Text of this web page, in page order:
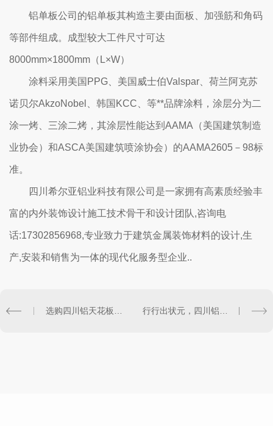
铝单板公司的铝单板其构造主要由面板、加强筋和角码
等部件组成。成型较大工件尺寸可达
8000mm×1800mm（L×W）
涂料采用美国PPG、美国威士伯Valspar、荷兰阿克苏
诺贝尔AkzoNobel、韩国KCC、等**品牌涂料，涂层分为二
涂一烤、三涂二烤，其涂层性能达到AAMA（美国建筑制造
业协会）和ASCA美国建筑喷涂协会）的AAMA2605－98标
准。
四川希尔亚铝业科技有限公司 是一家拥有高素质经验丰
富的内外装饰设计施工技术骨干和设计团队,咨询电
话:17302856968,专业致力于建筑金属装饰材料的设计,生
产,安装和销售为一体的现代化服务型企业..